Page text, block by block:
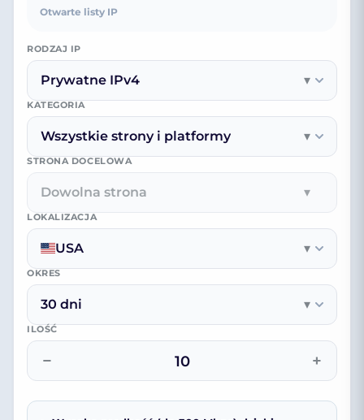
Otwarte listy IP
RODZAJ IP
Prywatne IPv4 ▾
KATEGORIA
Wszystkie strony i platformy ▾
STRONA DOCELOWA
Dowolna strona ▾
LOKALIZACJA
USA ▾
OKRES
30 dni ▾
ILOŚĆ
− +